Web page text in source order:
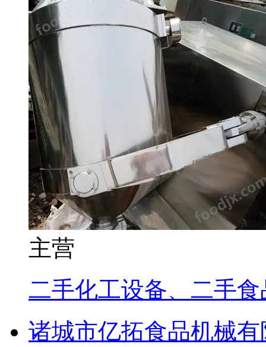
主营
二手化工设备、二手
诸城市亿拓食品机械